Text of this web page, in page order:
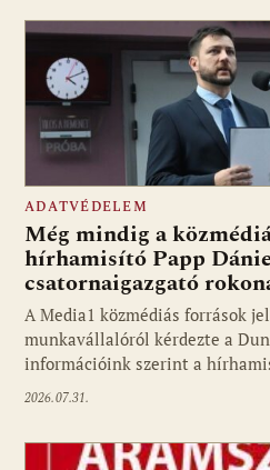
ADATVÉDELEM
Még mindig a
hírhamisító Papp
csatornaigazgató
A Media1 közmédiás források
munkavállalóról kérdezte a
információink szerint a
2026.07.31.